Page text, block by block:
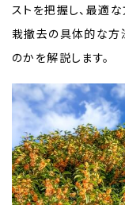
ストを把握し、最適
栽撤去の具体的な方
のかを解説します。